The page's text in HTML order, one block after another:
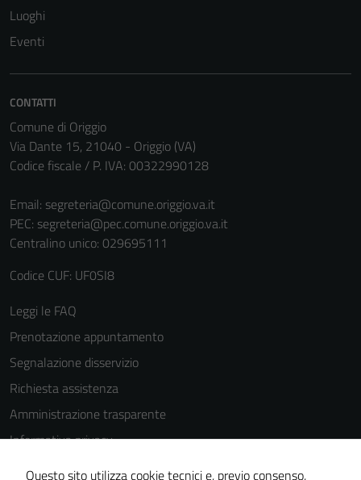
Luoghi
Eventi
CONTATTI
Comune di Origgio
Via Dante 15, 21040 - Origgio (VA)
Codice fiscale / P. IVA: 00322990128
Email: segreteria@comune.origgio.va.it
PEC: segreteria@pec.comune.origgio.va.it
Centralino unico: 029695111
Codice CUF: UF0SI8
Leggi le FAQ
Prenotazione appuntamento
Segnalazione disservizio
Richiesta assistenza
Amministrazione trasparente
Informativa privacy
Cookie Policy
Questo sito utilizza cookie tecnici e, previo consenso,